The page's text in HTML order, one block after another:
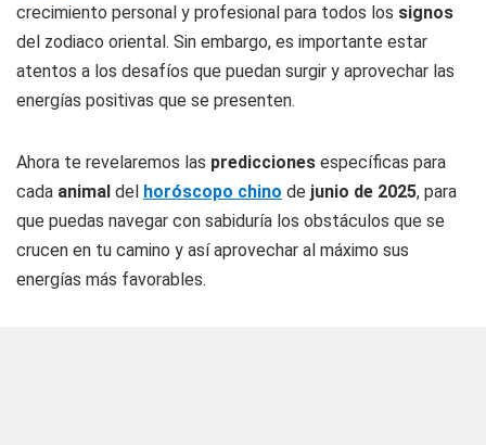
crecimiento personal y profesional para todos los signos
del zodiaco oriental. Sin embargo, es importante estar
atentos a los desafíos que puedan surgir y aprovechar las
energías positivas que se presenten.
Ahora te revelaremos las predicciones específicas para
cada animal del horóscopo chino de junio de 2025, para
que puedas navegar con sabiduría los obstáculos que se
crucen en tu camino y así aprovechar al máximo sus
energías más favorables.